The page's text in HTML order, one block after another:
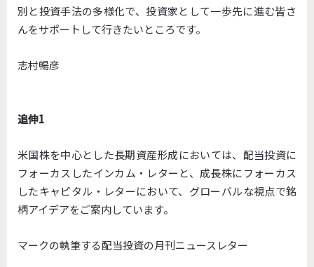
別と投資手法の多様化で、投資家として一歩先に進む皆さ
んをサポートして行きたいところです。
志村暢彦
追伸1
米国株を中心とした長期資産形成においては、配当投資に
フォーカスしたインカム・レターと、成長株にフォーカス
したキャピタル・レターにおいて、グローバルな視点で銘
柄アイデアをご案内しています。
マークの執筆する配当投資の月刊ニュースレター